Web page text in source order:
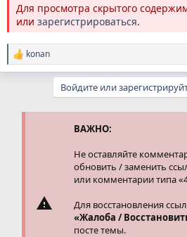
Для просмотра скрытого
или зарегистрироваться.
Р
е
konan
Войдите или
ВАЖНО:
Не оставляйте
обновить / заменить
или комментарии типа
Для восстановления
«Жалоба /
посте темы.